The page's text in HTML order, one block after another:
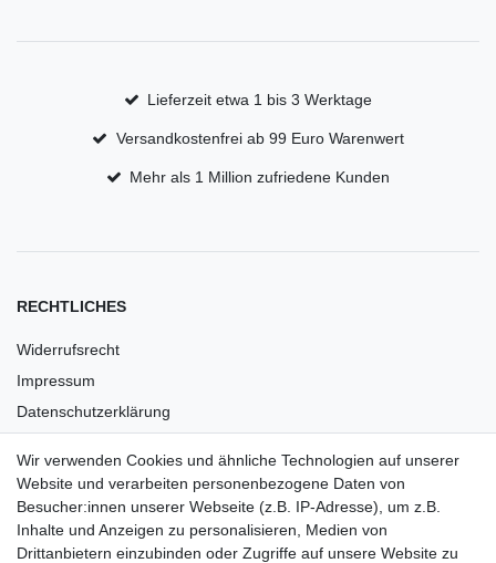
Lieferzeit etwa 1 bis 3 Werktage
Versandkostenfrei ab 99 Euro Warenwert
Mehr als 1 Million zufriedene Kunden
RECHTLICHES
Widerrufsrecht
Impressum
Datenschutzerklärung
Versandkosten
Barrierefreiheit
Anleitungen
Wir verwenden Cookies und ähnliche Technologien auf unserer
Website und verarbeiten personenbezogene Daten von
Besucher:innen unserer Webseite (z.B. IP-Adresse), um z.B.
Inhalte und Anzeigen zu personalisieren, Medien von
Drittanbietern einzubinden oder Zugriffe auf unsere Website zu